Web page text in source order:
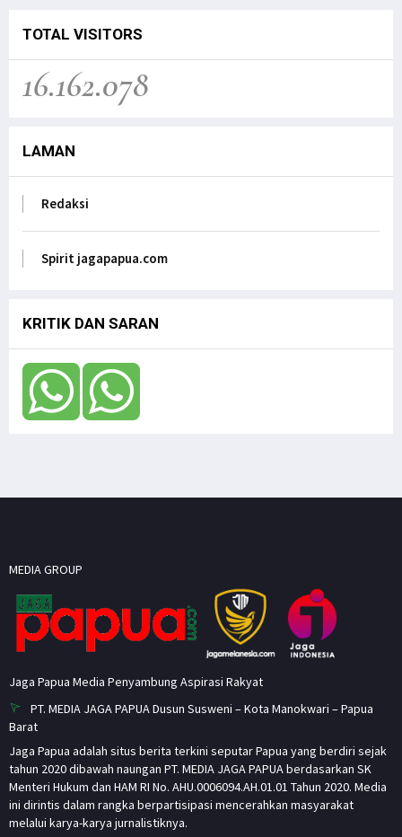
TOTAL VISITORS
16.162.078
LAMAN
Redaksi
Spirit jagapapua.com
KRITIK DAN SARAN
MEDIA GROUP
Jaga Papua Media Penyambung Aspirasi Rakyat
PT. MEDIA JAGA PAPUA Dusun Susweni – Kota Manokwari – Papua
Barat
Jaga Papua adalah situs berita terkini seputar Papua yang berdiri sejak
tahun 2020 dibawah naungan PT. MEDIA JAGA PAPUA berdasarkan SK
Menteri Hukum dan HAM RI No. AHU.0006094.AH.01.01 Tahun 2020. Media
ini dirintis dalam rangka berpartisipasi mencerahkan masyarakat
melalui karya-karya jurnalistiknya.